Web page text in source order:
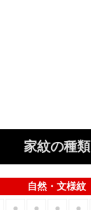
家紋の種類
自然・文様紋